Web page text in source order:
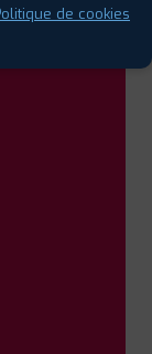
de cookies